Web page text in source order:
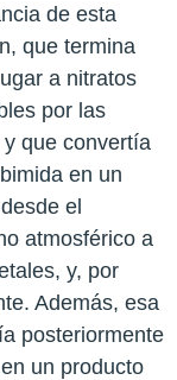
de esta
que termina
a nitratos
por las
y que convertía
en un
el
atmosférico a
y, por
Además, esa
posteriormente
un producto